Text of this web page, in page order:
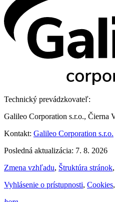
Technický prevádzkovateľ:
Galileo Corporation s.r.o., Čierna
Kontakt: Galileo Corporation s.r.o.
Posledná aktualizácia: 7. 8. 2026
Zmena vzhľadu, Štruktúra stránok,
Vyhlásenie o prístupnosti, Cookies,